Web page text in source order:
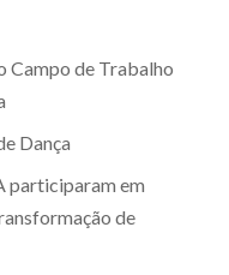
Campo de Trabalho
Dança
participaram em
de